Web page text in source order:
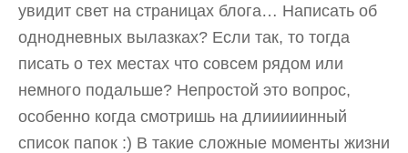
увидит свет на страницах блога… Написать об
однодневных вылазках? Если так, то тогда
писать о тех местах что совсем рядом или
немного подальше? Непростой это вопрос,
особенно когда смотришь на длииииинный
список папок :) В такие сложные моменты жизни